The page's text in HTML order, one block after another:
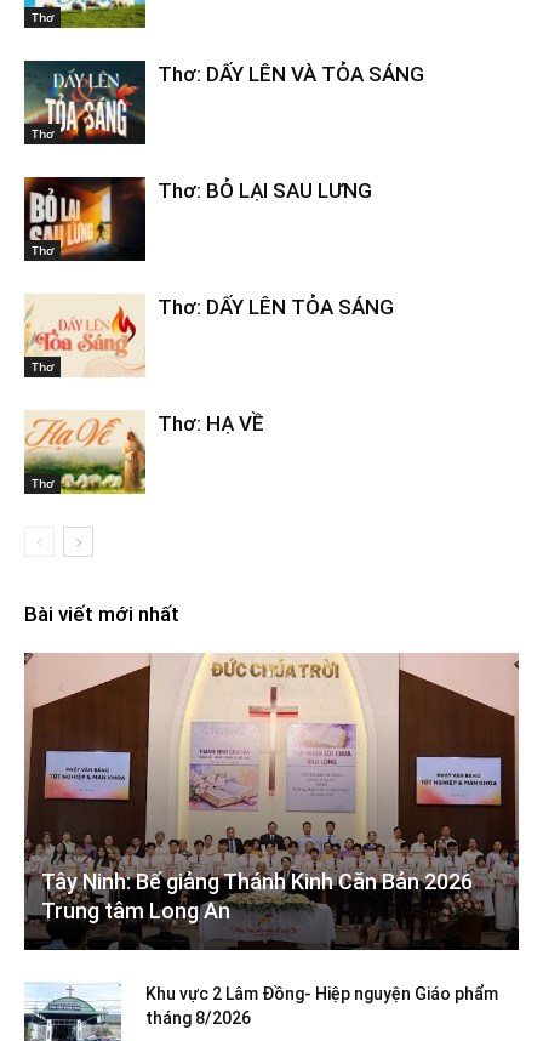
Thơ
Thơ
Thơ: DẤY LÊN VÀ TỎA SÁNG
Thơ
Thơ: BỎ LẠI SAU LƯNG
Thơ
Thơ: DẤY LÊN TỎA SÁNG
Thơ
Thơ: HẠ VỀ
Bài viết mới nhất
Tây Ninh: Bế giảng Thánh Kinh Căn Bản 2026
Trung tâm Long An
Khu vực 2 Lâm Đồng- Hiệp nguyện Giáo phẩm
tháng 8/2026